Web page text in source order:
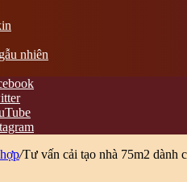
nhiên
/Tư vấn cải tạo nhà 75m2 dành